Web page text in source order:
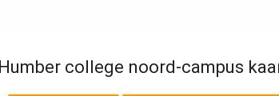
Humber college noord-campus